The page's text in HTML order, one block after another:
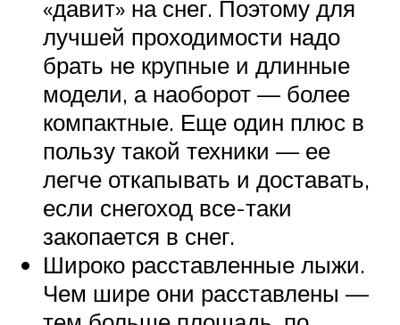
«давит» на снег. Поэтому для
лучшей проходимости надо
брать не крупные и длинные
модели, а наоборот — более
компактные. Еще один плюс в
пользу такой техники — ее
легче откапывать и доставать,
если снегоход все-таки
закопается в снег.
Широко расставленные лыжи.
Чем шире они расставлены —